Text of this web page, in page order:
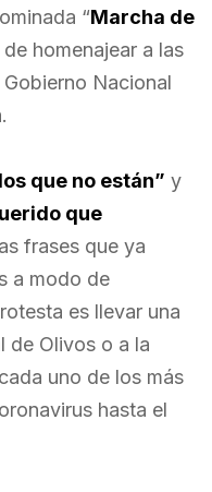
“Marcha de
homenajear a las
Nacional
que no están” y
que
frases que ya
a modo de
es llevar una
de Olivos o a la
uno de los más
hasta el